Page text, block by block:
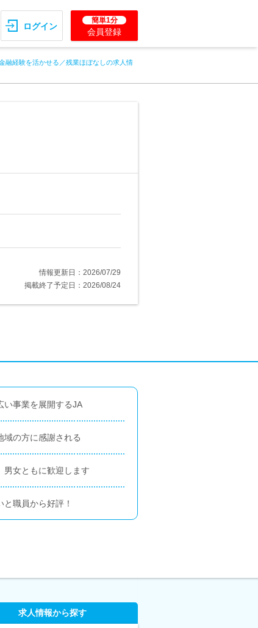
ログイン
簡単1分
会員登録
融経験を活かせる／残業ほぼなしの求人情
情報更新日：2026/07/29
掲載終了予定日：2026/08/24
い事業を展開するJA
域の方に感謝される
男女ともに歓迎します
と職員から好評！
求人情報から探す